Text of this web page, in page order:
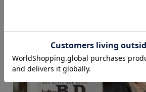
薬師下ル円福寺前町273